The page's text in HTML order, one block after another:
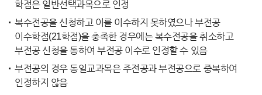
학점은 일반선택과목으로 인정
복수전공을 신청하고 이를 이수하지 못하였으나 부전공
이수학점(21학점)을 충족한 경우에는 복수전공을 취소하고
부전공 신청을 통하여 부전공 이수로 인정할 수 있음
부전공의 경우 동일교과목은 주전공과 부전공으로 중복하여
인정하지 않음